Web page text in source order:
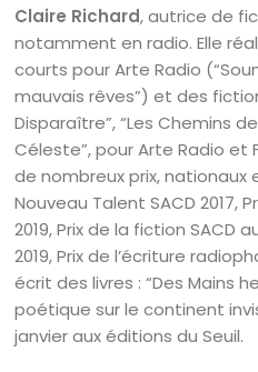
Claire Richard, autrice de
notamment en radio. Elle
courts pour Arte Radio
mauvais rêves”) et des
Disparaître”, “Les Chemins
Céleste”, pour Arte Radio et
de nombreux prix, nationaux
Nouveau Talent SACD 2017,
2019, Prix de la fiction SACD
2019, Prix de l’écriture
écrit des livres : “Des Mains
poétique sur le continent
janvier aux éditions du Seuil.